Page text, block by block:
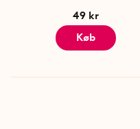
49 kr
Køb